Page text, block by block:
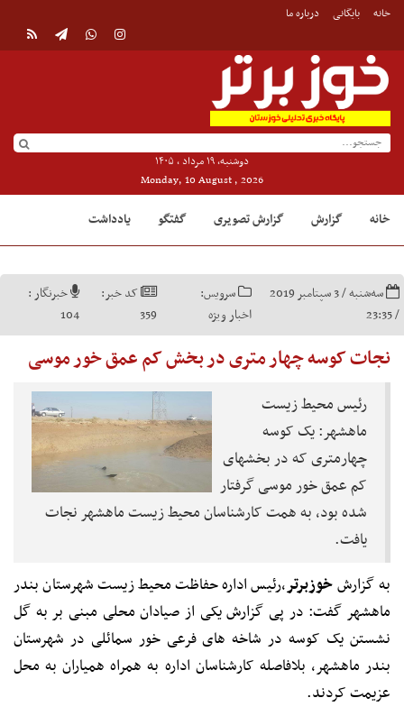
خانه بایگانی درباره ما
دوشنبه, ۱۹ مرداد , ۱۴۰۵
Monday, 10 August , 2026
خانه گزارش گزارش تصویری گفتگو یادداشت
سه‌شنبه / 3 سپتامبر 2019
/ 23:35
سرویس:
اخبار ویژه
کد خبر:
359
خبرنگار :
104
نجات کوسه چهار متری در بخش کم عمق خور موسی
رئیس محیط زیست
ماهشهر: یک کوسه
چهارمتری که در بخشهای
کم عمق خور موسی گرفتار
شده بود، به همت کارشناسان محیط زیست ماهشهر نجات
یافت.
به گزارشخوزبرتر،رئیس اداره حفاظت محیط زیست شهرستان بندر
ماهشهر گفت: در پی گزارش یکی از صیادان محلی مبنی بر به گل
نشستن یک کوسه در شاخه های فرعی خور سمائلی در شهرستان
بندر ماهشهر، بلافاصله کارشناسان اداره به همراه همیاران به محل
عزیمت کردند.